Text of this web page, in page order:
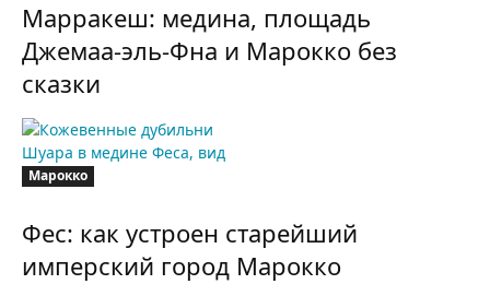
Марракеш: медина, площадь
Джемаа-эль-Фна и Марокко без
сказки
Марокко
Фес: как устроен старейший
имперский город Марокко